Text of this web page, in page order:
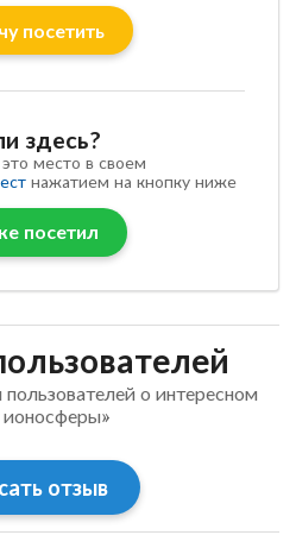
посетить
здесь?
место в своем
нажатием на кнопку ниже
посетил
о интересном
отзыв